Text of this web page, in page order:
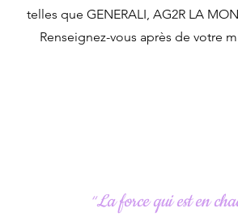
telles que GENERALI, AG2R LA
Renseignez-vous après de votre
“La force qui est en